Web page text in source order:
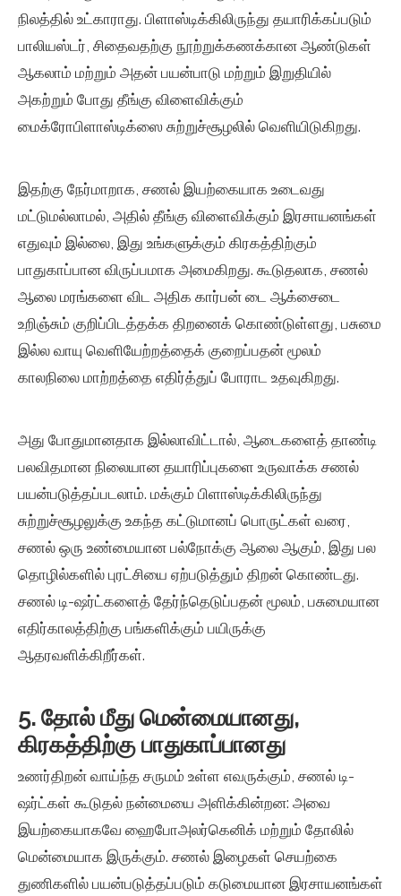
நிலத்தில் உட்காராது. பிளாஸ்டிக்கிலிருந்து தயாரிக்கப்படும்
பாலியஸ்டர், சிதைவதற்கு நூற்றுக்கணக்கான ஆண்டுகள்
ஆகலாம் மற்றும் அதன் பயன்பாடு மற்றும் இறுதியில்
அகற்றும் போது தீங்கு விளைவிக்கும்
மைக்ரோபிளாஸ்டிக்ஸை சுற்றுச்சூழலில் வெளியிடுகிறது.
இதற்கு நேர்மாறாக, சணல் இயற்கையாக உடைவது
மட்டுமல்லாமல், அதில் தீங்கு விளைவிக்கும் இரசாயனங்கள்
எதுவும் இல்லை, இது உங்களுக்கும் கிரகத்திற்கும்
பாதுகாப்பான விருப்பமாக அமைகிறது. கூடுதலாக, சணல்
ஆலை மரங்களை விட அதிக கார்பன் டை ஆக்சைடை
உறிஞ்சும் குறிப்பிடத்தக்க திறனைக் கொண்டுள்ளது, பசுமை
இல்ல வாயு வெளியேற்றத்தைக் குறைப்பதன் மூலம்
காலநிலை மாற்றத்தை எதிர்த்துப் போராட உதவுகிறது.
அது போதுமானதாக இல்லாவிட்டால், ஆடைகளைத் தாண்டி
பலவிதமான நிலையான தயாரிப்புகளை உருவாக்க சணல்
பயன்படுத்தப்படலாம். மக்கும் பிளாஸ்டிக்கிலிருந்து
சுற்றுச்சூழலுக்கு உகந்த கட்டுமானப் பொருட்கள் வரை,
சணல் ஒரு உண்மையான பல்நோக்கு ஆலை ஆகும், இது பல
தொழில்களில் புரட்சியை ஏற்படுத்தும் திறன் கொண்டது.
சணல் டி-ஷர்ட்களைத் தேர்ந்தெடுப்பதன் மூலம், பசுமையான
எதிர்காலத்திற்கு பங்களிக்கும் பயிருக்கு
ஆதரவளிக்கிறீர்கள்.
5. தோல் மீது மென்மையானது,
கிரகத்திற்கு பாதுகாப்பானது
உணர்திறன் வாய்ந்த சருமம் உள்ள எவருக்கும், சணல் டி-
ஷர்ட்கள் கூடுதல் நன்மையை அளிக்கின்றன: அவை
இயற்கையாகவே ஹைபோஅலர்கெனிக் மற்றும் தோலில்
மென்மையாக இருக்கும். சணல் இழைகள் செயற்கை
துணிகளில் பயன்படுத்தப்படும் கடுமையான இரசாயனங்கள்